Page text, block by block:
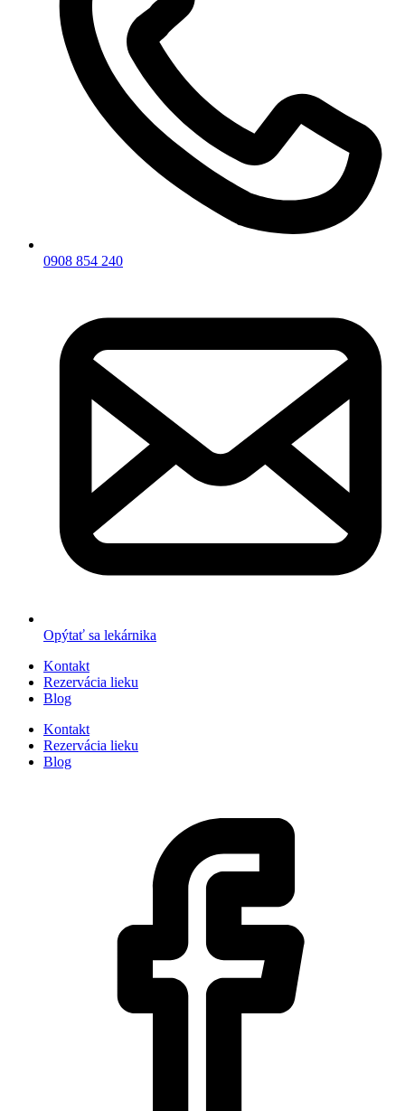
0908 854 240
Opýtať sa lekárnika
Kontakt
Rezervácia lieku
Blog
Kontakt
Rezervácia lieku
Blog